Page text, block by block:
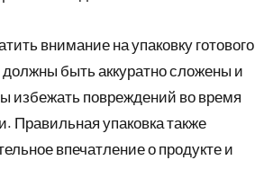
внимание на упаковку готового
должны быть аккуратно сложены и
избежать повреждений во время
Правильная упаковка также
впечатление о продукте и